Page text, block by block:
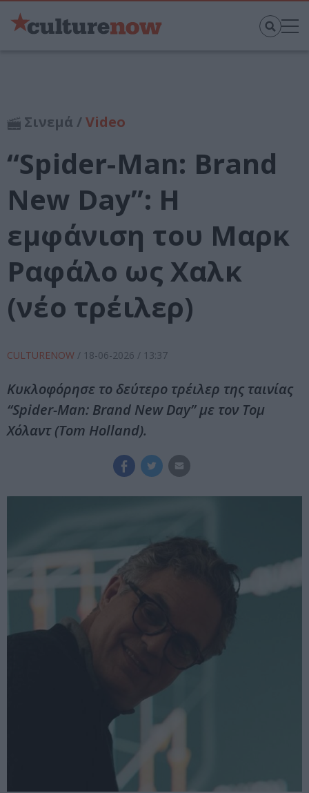
Σινεμά /Video
“Spider-Man: Brand
New Day”: Η
εμφάνιση του Μαρκ
Ραφάλο ως Χαλκ
(νέο τρέιλερ)
CULTURENOW / 18-06-2026 / 13:37
Κυκλοφόρησε το δεύτερο τρέιλερ της ταινίας
“Spider-Man: Brand New Day” με τον Τομ
Χόλαντ (Tom Holland).